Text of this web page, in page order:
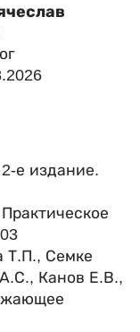
е издание.
Т.П., Семке
Канов Е.В.,